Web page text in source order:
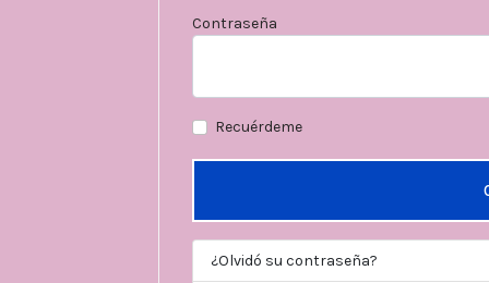
Contraseña
Recuérdeme
¿Olvidó su contraseña?